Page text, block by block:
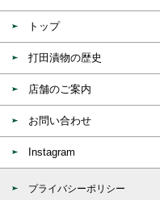
トップ
打田漬物の歴史
店舗のご案内
お問い合わせ
Instagram
プライバシーポリシー